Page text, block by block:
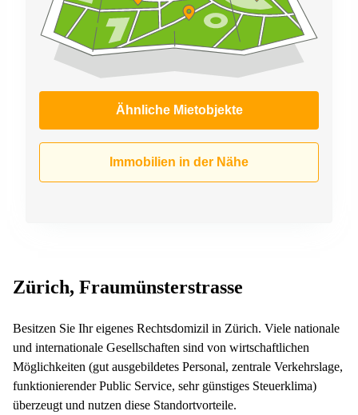
Ähnliche Mietobjekte
Immobilien in der Nähe
Zürich, Fraumünsterstrasse
Besitzen Sie Ihr eigenes Rechtsdomizil in Zürich. Viele nationale
und internationale Gesellschaften sind von wirtschaftlichen
Möglichkeiten (gut ausgebildetes Personal, zentrale Verkehrslage,
funktionierender Public Service, sehr günstiges Steuerklima)
überzeugt und nutzen diese Standortvorteile.